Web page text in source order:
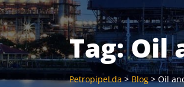
Tag:Oil
PetropipeLda>Blog>Oil